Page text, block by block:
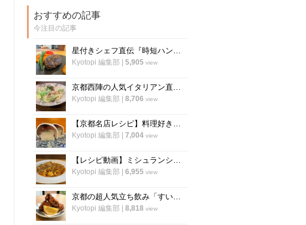
おすすめの記事
今注目の記事
星付きシェフ直伝『時短ハンバーグ』の作り方！”合わせ調味料”が決め手！フランス料理「レーヌ デ プレ」
Kyotopi 編集部 5,905 view
京都西陣の人気イタリアン直伝「アンチョビのオイルパスタ」の作り方
Kyotopi 編集部 8,706 view
【京都名店レシピ】料理好き必見！京名物の鯖寿司を自宅でつくる！「酒房わかば」
Kyotopi 編集部 7,004 view
【レシピ動画】ミシュランシェフ直伝レシピ！絶品、麻婆豆腐の作り方『中国料理 菜格』
Kyotopi 編集部 6,955 view
京都の超人気立ち飲み「すいば」が美味しい『から揚げ』の作り方を伝授！
Kyotopi 編集部 8,818 view